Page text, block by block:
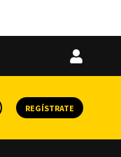
Iniciar
REGÍSTRATE